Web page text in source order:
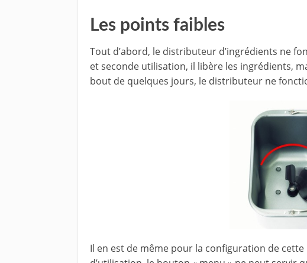
Les points faibles
Tout d’abord, le distributeur d’ingrédients ne
et seconde utilisation, il libère les ingrédients,
bout de quelques jours, le distributeur ne
Il en est de même pour la configuration de